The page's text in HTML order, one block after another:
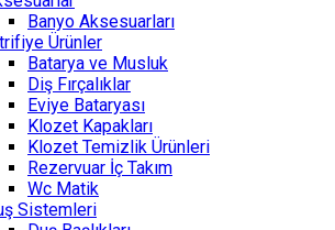
Banyo Aksesuarları
Ürünler
Batarya ve Musluk
Diş Fırçalıklar
Eviye Bataryası
Klozet Kapakları
Klozet Temizlik Ürünleri
Rezervuar İç Takım
Wc Matik
Sistemleri